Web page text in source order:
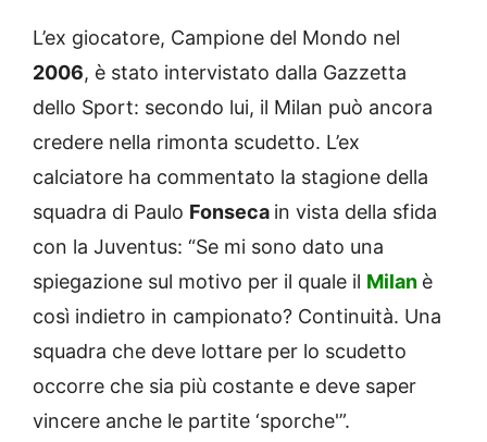
L’ex giocatore, Campione del Mondo nel
2006, è stato intervistato dalla Gazzetta
dello Sport: secondo lui, il Milan può ancora
credere nella rimonta scudetto. L’ex
calciatore ha commentato la stagione della
squadra di Paulo Fonseca in vista della sfida
con la Juventus: “Se mi sono dato una
spiegazione sul motivo per il quale il Milan è
così indietro in campionato? Continuità. Una
squadra che deve lottare per lo scudetto
occorre che sia più costante e deve saper
vincere anche le partite ‘sporche'”.